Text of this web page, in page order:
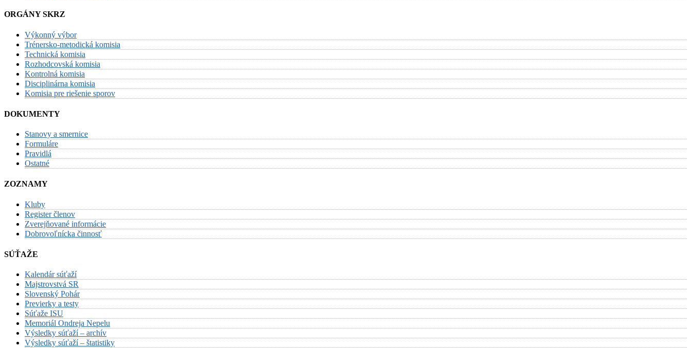
ORGÁNY SKRZ
Výkonný výbor
Trénersko-metodická komisia
Technická komisia
Rozhodcovská komisia
Kontrolná komisia
Disciplinárna komisia
Komisia pre riešenie sporov
DOKUMENTY
Stanovy a smernice
Formuláre
Pravidlá
Ostatné
ZOZNAMY
Kluby
Register členov
Zverejňované informácie
Dobrovoľnícka činnosť
SÚŤAŽE
Kalendár súťaží
Majstrovstvá SR
Slovenský Pohár
Previerky a testy
Súťaže ISU
Memoriál Ondreja Nepelu
Výsledky súťaží – archív
Výsledky súťaží – štatistiky